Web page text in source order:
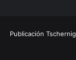
Publicación